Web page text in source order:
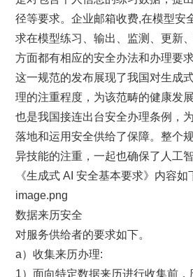
径等要求。企业邮箱收费,在模型安
求在模型练习、输出、监测、更新
方面都有相应的安全办法和办理要求
这一规范的发布展现了我国对生成
理的注重程度，为该范畴的健康发
也是我国接连出台安全办理条例，
落地和运用安全供给了保障。整个
异技能的注重，一起也确保了人工
《生成式 AI 安全基本要求》内容如
image.png
数据来历安全
对服务供给者的要求如下。
a）收集来历办理:
1）面向特定数据来历进行收集前